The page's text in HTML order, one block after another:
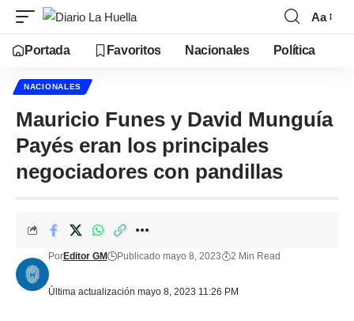
Aa
Portada Favoritos Nacionales Política
NACIONALES
Mauricio Funes y David Munguía
Payés eran los principales
negociadores con pandillas
Última actualización mayo 8, 2023 11:26 PM
PorEditor GM Publicado mayo 8, 2023 2 Min Read